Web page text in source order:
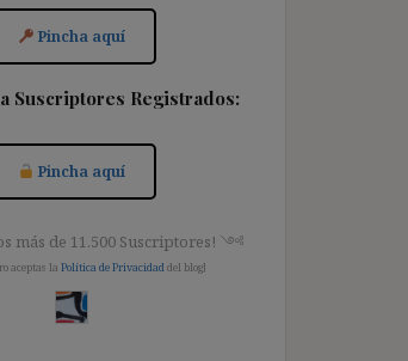
Pincha aquí
Suscriptores Registrados:
Pincha aquí
más de 11.500 Suscriptores! ༺
aceptas la Política de Privacidad del blog]